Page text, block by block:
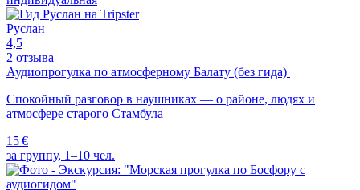
Руслан
4,5
2 отзыва
Аудиопрогулка по атмосферному Балату (без гида)
Спокойный разговор в наушниках — о районе, людях и
атмосфере старого Стамбула
15 €
за группу, 1–10 чел.